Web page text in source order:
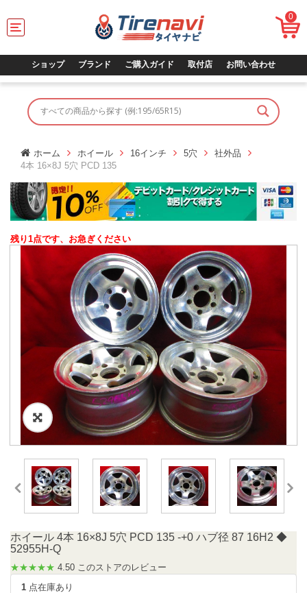
T
o
l
i
o
n
0
ショップ ブランド ご購入ガイド 取付店 お問い合わせ
ホーム ホイール 16インチ 5穴
社外品
4本 16×8J 5穴 PCD 135
残り1点です、お急ぎください
ホイール 4本 16×8J 5穴 PCD 135 -+0 ハブ径 87 16H2 ◆
52955H-Q
★★★★★ 4.50 このストアのレビュー
1 点在庫あり